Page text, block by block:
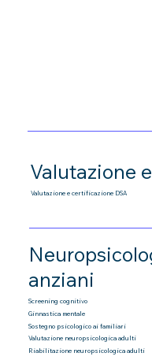
Valutazione
Valutazione e certificazione DSA
anziani
Screening cognitivo
Ginnastica mentale
Sostegno psicologico ai familiari
Valutazione neuropsicologica adulti
Riabilitazione neuropsicologica adulti